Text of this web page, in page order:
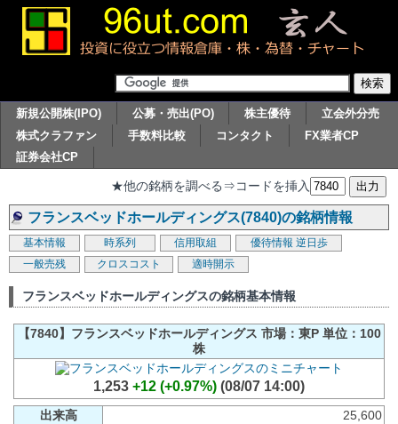
新規公開株(IPO) 公募・売出(PO) 株主優待
立会外分売
株式クラファン
手数料比較 コンタクト
FX業者CP
証券会社CP
★他の銘柄を調べる⇒コードを挿入
フランスベッドホールディングス(7840)の銘柄情報
基本情報 時系列 信用取組 優待情報 逆日歩
一般売残
クロスコスト 適時開示
フランスベッドホールディングスの銘柄基本情報
【7840】フランスベッドホールディングス 市場：東P 単位：100
株
1,253 +12 (+0.97%) (08/07 14:00)
出来高
25,600